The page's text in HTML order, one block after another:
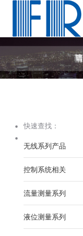
快速查找：
无线系列产品
控制系统相关
流量测量系列
液位测量系列